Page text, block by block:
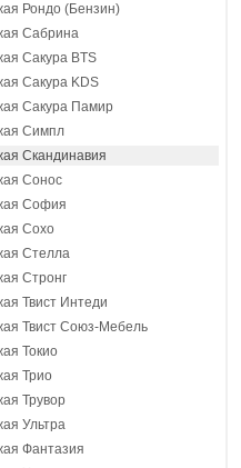
Рондо (Бензин)
Сабрина
Сакура BTS
Сакура KDS
Сакура Памир
Симпл
Скандинавия
Сонос
София
Сохо
Стелла
Стронг
Твист Интеди
Твист Союз-Мебель
Токио
Трио
Трувор
Ультра
Фантазия